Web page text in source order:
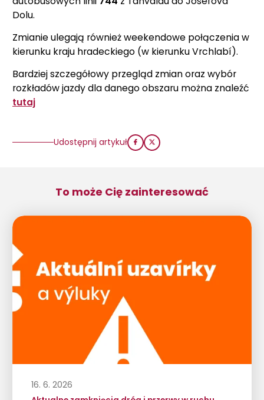
Dolu.
Zmianie ulegają również weekendowe połączenia w
kierunku kraju hradeckiego (w kierunku Vrchlabí).
Bardziej szczegółowy przegląd zmian oraz wybór
rozkładów jazdy dla danego obszaru można znaleźć
tutaj
Udostępnij artykuł
To może Cię zainteresować
16. 6. 2026